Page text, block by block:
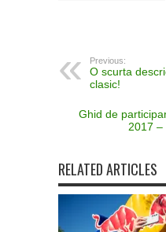
Previous:
O scurta
clasic!
Ghid de
2017 –
RELATED ARTICLES